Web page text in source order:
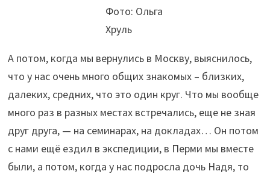
Фото: Ольга
Хруль
А потом, когда мы вернулись в Москву, выяснилось,
что у нас очень много общих знакомых – близких,
далеких, средних, что это один круг. Что мы вообще
много раз в разных местах встречались, еще не зная
друг друга, — на семинарах, на докладах… Он потом
с нами ещё ездил в экспедиции, в Перми мы вместе
были, а потом, когда у нас подросла дочь Надя, то